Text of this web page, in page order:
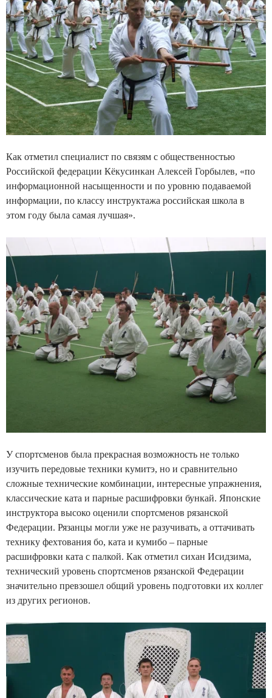
Как отметил специалист по связям с общественностью
Российской федерации Кёкусинкан Алексей Горбылев, «по
информационной насыщенности и по уровню подаваемой
информации, по классу инструктажа российская школа в
этом году была самая лучшая».
У спортсменов была прекрасная возможность не только
изучить передовые техники кумитэ, но и сравнительно
сложные технические комбинации, интересные упражнения,
классические ката и парные расшифровки бункай. Японские
инструктора высоко оценили спортсменов рязанской
Федерации. Рязанцы могли уже не разучивать, а оттачивать
технику фехтования бо, ката и кумибо – парные
расшифровки ката с палкой. Как отметил сихан Исидзима,
технический уровень спортсменов рязанской Федерации
значительно превзошел общий уровень подготовки их коллег
из других регионов.